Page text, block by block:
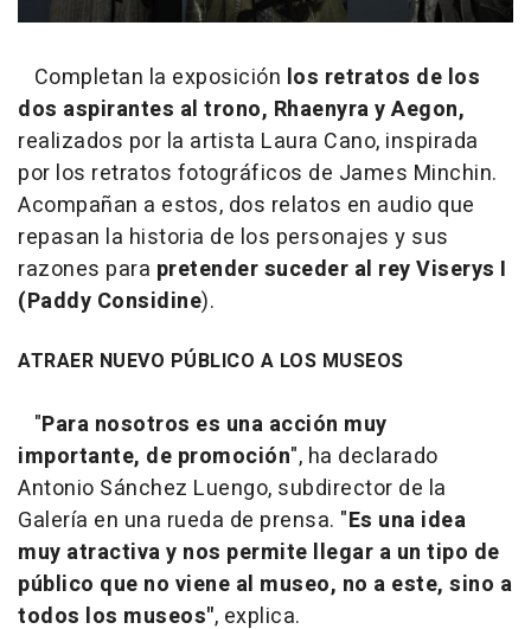
Completan la exposición los retratos de los
dos aspirantes al trono, Rhaenyra y Aegon,
realizados por la artista Laura Cano, inspirada
por los retratos fotográficos de James Minchin.
Acompañan a estos, dos relatos en audio que
repasan la historia de los personajes y sus
razones para pretender suceder al rey Viserys I
(Paddy Considine).
ATRAER NUEVO PÚBLICO A LOS MUSEOS
"Para nosotros es una acción muy
importante, de promoción", ha declarado
Antonio Sánchez Luengo, subdirector de la
Galería en una rueda de prensa. "Es una idea
muy atractiva y nos permite llegar a un tipo de
público que no viene al museo, no a este, sino a
todos los museos", explica.